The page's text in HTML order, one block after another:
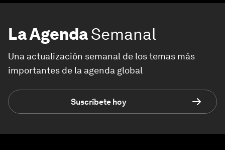
La AgendaSemanal
Una actualización semanal de los temas más
importantes de la agenda global
Suscríbete hoy